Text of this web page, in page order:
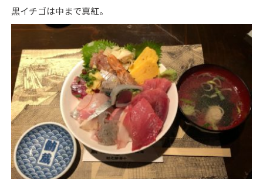
黒イチゴは中まで真紅。